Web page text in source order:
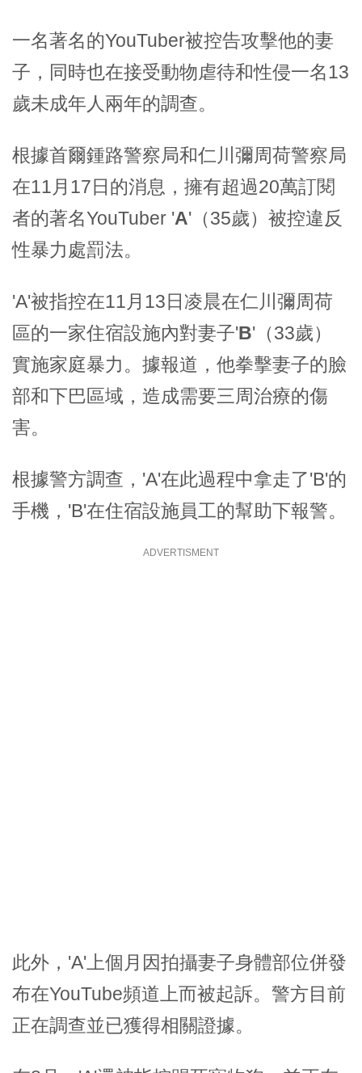
一名著名的YouTuber被控告攻擊他的妻
子，同時也在接受動物虐待和性侵一名13
歲未成年人兩年的調查。
根據首爾鍾路警察局和仁川彌周荷警察局
在11月17日的消息，擁有超過20萬訂閱
者的著名YouTuber 'A'（35歲）被控違反
性暴力處罰法。
'A'被指控在11月13日凌晨在仁川彌周荷
區的一家住宿設施內對妻子'B'（33歲）
實施家庭暴力。據報道，他拳擊妻子的臉
部和下巴區域，造成需要三周治療的傷
害。
根據警方調查，'A'在此過程中拿走了'B'的
手機，'B'在住宿設施員工的幫助下報警。
ADVERTISMENT
此外，'A'上個月因拍攝妻子身體部位併發
布在YouTube頻道上而被起訴。警方目前
正在調查並已獲得相關證據。